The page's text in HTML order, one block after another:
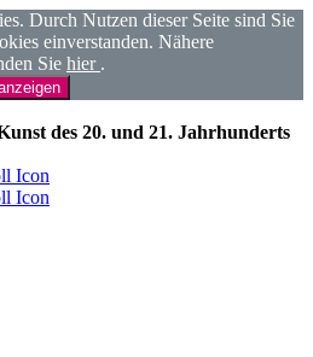
Durch Nutzen dieser Seite sind Sie
einverstanden. Nähere
Sie hier .
des 20. und 21. Jahrhunderts